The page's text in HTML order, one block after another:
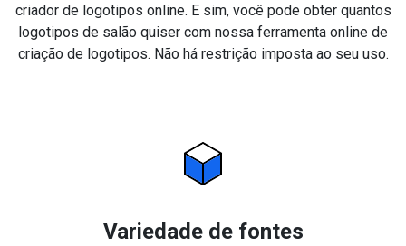
criador de logotipos online. E sim, você pode obter quantos
logotipos de salão quiser com nossa ferramenta online de
criação de logotipos. Não há restrição imposta ao seu uso.
Variedade de fontes